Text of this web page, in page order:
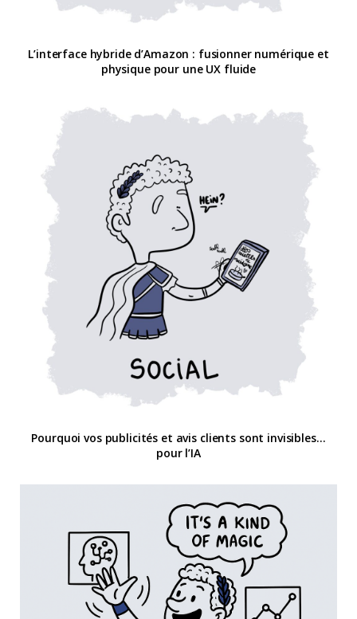
L’interface hybride d’Amazon : fusionner numérique et
physique pour une UX fluide
Pourquoi vos publicités et avis clients sont invisibles…
pour l’IA